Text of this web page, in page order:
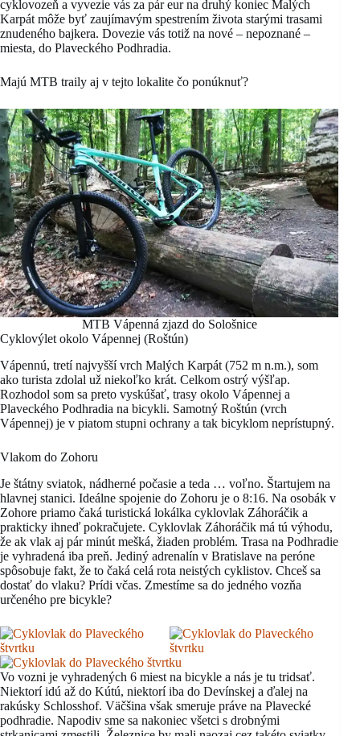
cyklovozeň a vyvezie vás za pár eur na druhý koniec Malých
Karpát môže byť zaujímavým spestrením života starými trasami
znudeného bajkera. Dovezie vás totiž na nové – nepoznané –
miesta, do Plaveckého Podhradia.
Majú MTB traily aj v tejto lokalite čo ponúknuť?
MTB Vápenná zjazd do Sološnice
Cyklovýlet okolo Vápennej (Roštún)
Vápennú, tretí najvyšší vrch Malých Karpát (752 m n.m.), som
ako turista zdolal už niekoľko krát. Celkom ostrý výšľap.
Rozhodol som sa preto vyskúšať, trasy okolo Vápennej a
Plaveckého Podhradia na bicykli. Samotný Roštún (vrch
Vápennej) je v piatom stupni ochrany a tak bicyklom neprístupný.
Vlakom do Zohoru
Je štátny sviatok, nádherné počasie a teda … voľno. Štartujem na
hlavnej stanici. Ideálne spojenie do Zohoru je o 8:16. Na osobák v
Zohore priamo čaká turistická lokálka cyklovlak Záhoráčik a
prakticky ihneď pokračujete. Cyklovlak Záhoráčik má tú výhodu,
že ak vlak aj pár minút mešká, žiaden problém. Trasa na Podhradie
je vyhradená iba preň. Jediný adrenalín v Bratislave na peróne
spôsobuje fakt, že to čaká celá rota neistých cyklistov. Chceš sa
dostať do vlaku? Prídi včas. Zmestíme sa do jedného vozňa
určeného pre bicykle?
Vo vozni je vyhradených 6 miest na bicykle a nás je tu tridsať.
Niektorí idú až do Kútú, niektorí iba do Devínskej a ďalej na
rakúsky Schlosshof. Väčšina však smeruje práve na Plavecké
podhradie. Napodiv sme sa nakoniec všetci s drobnými